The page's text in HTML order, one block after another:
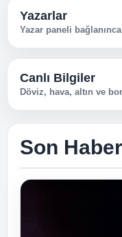
Yazarlar
Yazar paneli
Canlı Bilgiler
Döviz, hava, altın ve
Son